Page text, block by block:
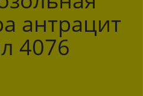
антрацит
4076